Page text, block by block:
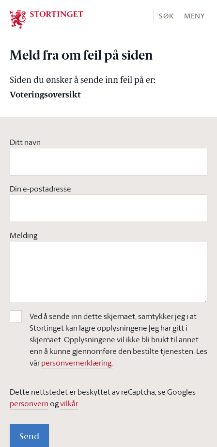
Stortinget.no
SØK MENY
Meld fra om feil på siden
Siden du ønsker å sende inn feil på er:
Voteringsoversikt
Ditt navn
Din e-postadresse
Melding
Ved å sende inn dette skjemaet, samtykker jeg i at
Stortinget kan lagre opplysningene jeg har gitt i
skjemaet. Opplysningene vil ikke bli brukt til annet
enn å kunne gjennomføre den bestilte tjenesten. Les
vårpersonvernerklæring.
Dette nettstedet er beskyttet av reCaptcha, se Googles
personvern ogvilkår.
Send